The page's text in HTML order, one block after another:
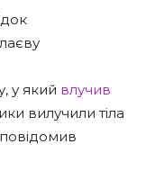
у який влучив
вилучили тіла